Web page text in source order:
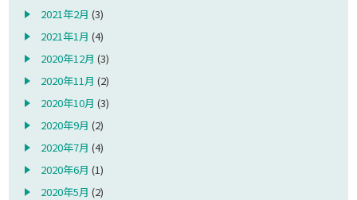
2021年2月 (3)
2021年1月 (4)
2020年12月 (3)
2020年11月 (2)
2020年10月 (3)
2020年9月 (2)
2020年7月 (4)
2020年6月 (1)
2020年5月 (2)